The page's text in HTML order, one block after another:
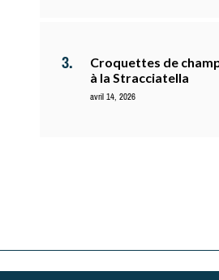
Croquettes de
à la Stracciatella
avril 14, 2026